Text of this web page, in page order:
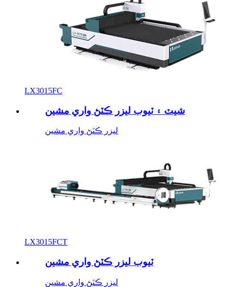
LX3015FC
شيٽ ۽ ٽيوب ليزر ڪٽڻ واري مشين
ليزر ڪٽڻ واري مشين
LX3015FCT
ٽيوب ليزر ڪٽڻ واري مشين
ليزر ڪٽڻ واري مشين